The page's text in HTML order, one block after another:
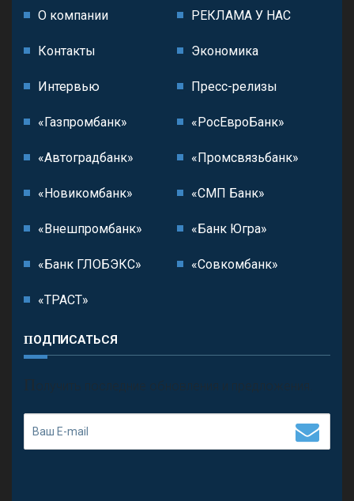
О компании РЕКЛАМА У НАС
Контакты Экономика
Интервью Пресс-релизы
«Газпромбанк» «РосЕвроБанк»
«Автоградбанк» «Промсвязьбанк»
«Новикомбанк» «СМП Банк»
«Внешпромбанк» «Банк Югра»
«Банк ГЛОБЭКС» «Совкомбанк»
«ТРАСТ»
ПОДПИСАТЬСЯ
П олучить последние обновления и предложения.